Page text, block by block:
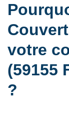
votre
(59155
?